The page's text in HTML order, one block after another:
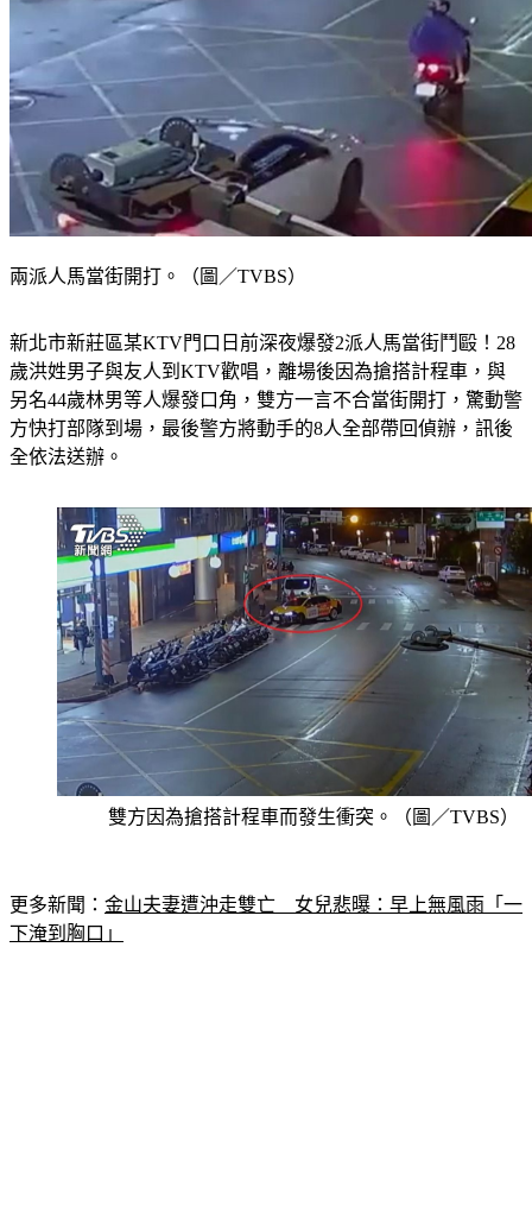
兩派人馬當街開打。（圖／TVBS）
新北市新莊區某KTV門口日前深夜爆發2派人馬當街鬥毆！28
歲洪姓男子與友人到KTV歡唱，離場後因為搶搭計程車，與
另名44歲林男等人爆發口角，雙方一言不合當街開打，驚動警
方快打部隊到場，最後警方將動手的8人全部帶回偵辦，訊後
全依法送辦。
雙方因為搶搭計程車而發生衝突。（圖／TVBS）
更多新聞： 金山夫妻遭沖走雙亡　女兒悲曝：早上無風雨「一
下淹到胸口」